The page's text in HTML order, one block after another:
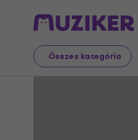
Összes kategória